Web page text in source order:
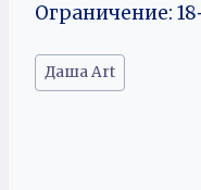
Ограничение:
Метки
записи:
Даша Art